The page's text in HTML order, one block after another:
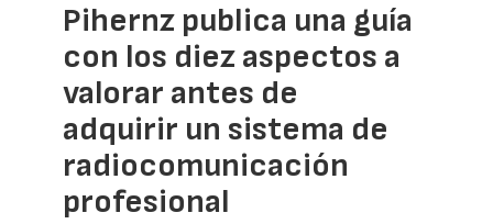
Pihernz publica una guía
con los diez aspectos a
valorar antes de
adquirir un sistema de
radiocomunicación
profesional